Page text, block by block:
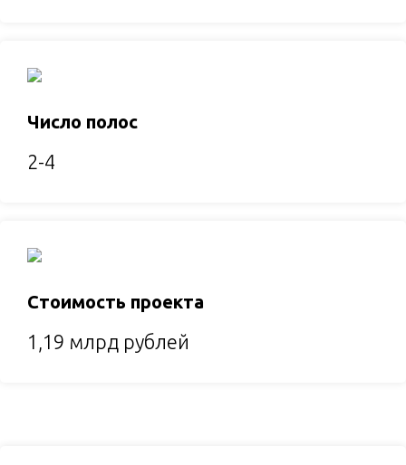
Число полос
2-4
Стоимость проекта
1,19 млрд рублей